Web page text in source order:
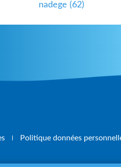
nadege (62)
Politique données